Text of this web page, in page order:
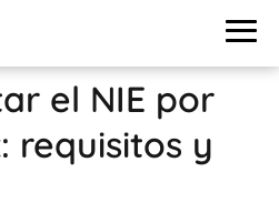
el NIE por
requisitos y